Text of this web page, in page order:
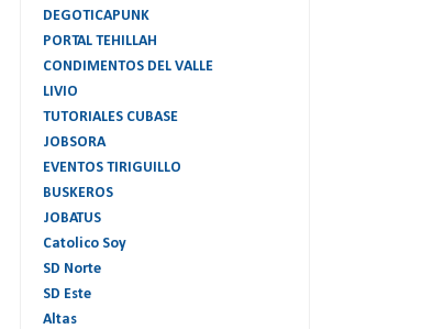
DEGOTICAPUNK
PORTAL TEHILLAH
CONDIMENTOS DEL VALLE
LIVIO
TUTORIALES CUBASE
JOBSORA
EVENTOS TIRIGUILLO
BUSKEROS
JOBATUS
Catolico Soy
SD Norte
SD Este
Altas